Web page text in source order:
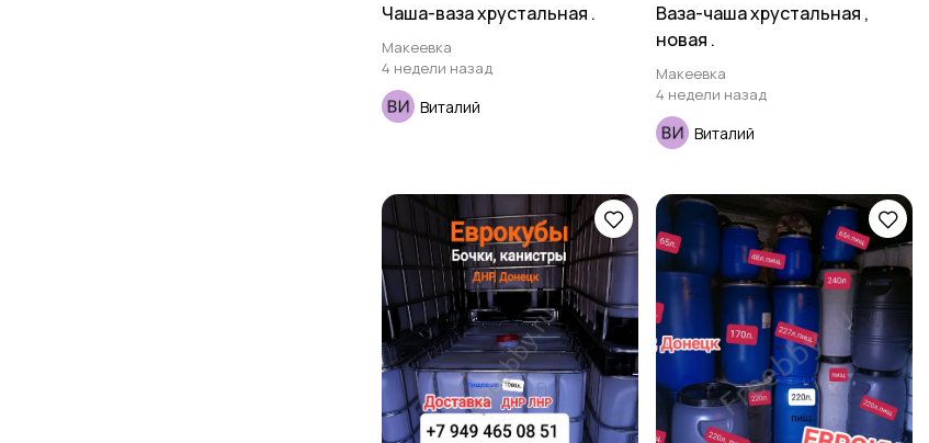
Чаша-ваза хрустальная .
Макеевка
4 недели назад
Виталий
Ваза-чаша хрустальная ,
новая .
Макеевка
4 недели назад
Виталий